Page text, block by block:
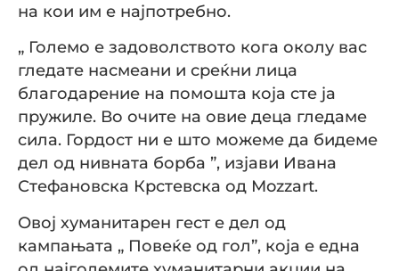
на кои им е најпотребно.
„ Големо е задоволството кога околу вас
гледате насмеани и среќни лица
благодарение на помошта која сте ја
пружиле. Во очите на овие деца гледаме
сила. Гордост ни е што можеме да бидеме
дел од нивната борба ”, изјави Ивана
Стефановска Крстевска од Мozzart.
Овој хуманитарен гест е дел од
кампањата „ Повеќе од гол”, која е една